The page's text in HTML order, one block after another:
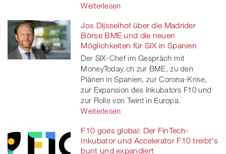
Weiterlesen
Jos Dijsselhof über die Madrider
Börse BME und die neuen
Möglichkeiten für SIX in Spanien
Der SIX-Chef im Gespräch mit
MoneyToday.ch zur BME, zu den
Plänen in Spanien, zur Corona-Krise,
zur Expansion des Inkubators F10 und
zur Rolle von Twint in Europa.
Weiterlesen
F10 goes global: Der FinTech-
Inkubator und Accelerator F10 treibt's
bunt und expandiert